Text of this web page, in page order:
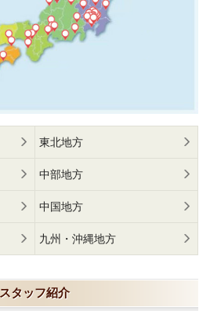
東北地方
中部地方
中国地方
九州・沖縄地方
スタッフ紹介